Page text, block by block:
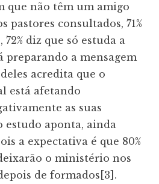
que não têm um amigo
pastores consultados, 71%
diz que só estuda a
preparando a mensagem
acredita que o
está afetando
as suas
estudo aponta, ainda
a expectativa é que 80%
o ministério nos
de formados[3].